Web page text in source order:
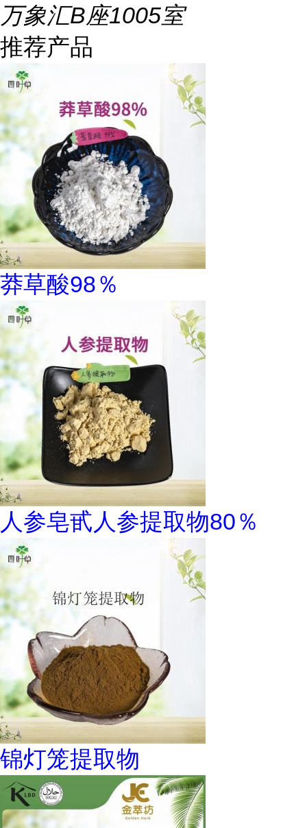
万象汇B座1005室
推荐产品
莽草酸98％
人参皂甙人参提取物80％
锦灯笼提取物